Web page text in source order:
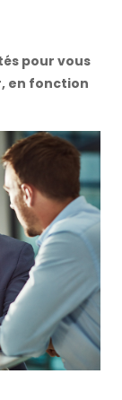
pour vous
en fonction